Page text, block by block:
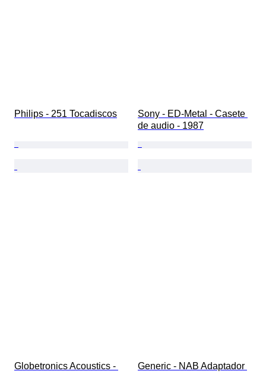
Philips - 251 Tocadiscos
Sony - ED-Metal - Casete
de audio - 1987
Globetronics Acoustics -
Generic - NAB Adaptador